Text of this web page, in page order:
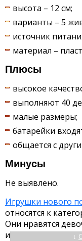
высота – 12 см;
варианты – 5
источник
материал –
Плюсы
высокое
выполняют 40
малые размеры;
батарейки
общается с
Минусы
Не выявлено.
Игрушки нового
относятся к
Они нравятся
интерактивную
↓